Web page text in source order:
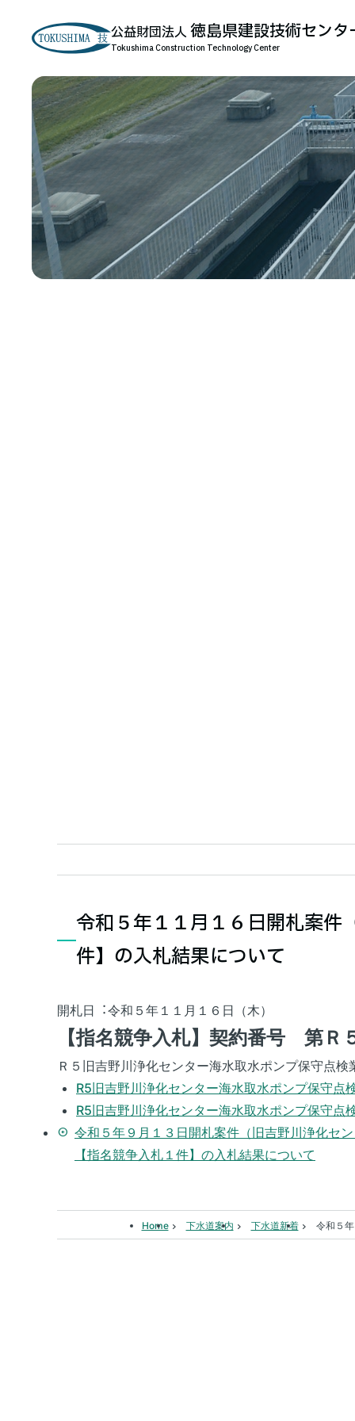
公益財団法人 徳島県建設技術センタ
Tokushima Construction Technology Center
令和５年１１月１６日開札案件
件】の入札結果について
開札日︓令和５年１１月１６日（木）
【指名競争入札】契約番号 第Ｒ
Ｒ５旧吉野川浄化センター海水取水ポンプ保守点検
R5旧吉野川浄化センター海水取水ポンプ保守点
R5旧吉野川浄化センター海水取水ポンプ保守点
arrow_circle_left 令和５年９月１３日開札案件（旧吉野川浄化セ
【指名競争入札１件】の入札結果について
Home 下水道案内 下水道新着 令和５